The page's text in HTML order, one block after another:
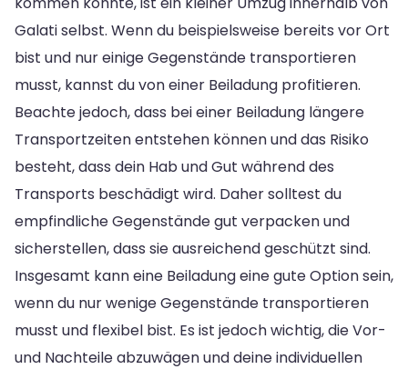
Galati selbst. Wenn du beispielsweise bereits vor Ort
bist und nur einige Gegenstände transportieren
musst, kannst du von einer Beiladung profitieren.
Beachte jedoch, dass bei einer Beiladung längere
Transportzeiten entstehen können und das Risiko
besteht, dass dein Hab und Gut während des
Transports beschädigt wird. Daher solltest du
empfindliche Gegenstände gut verpacken und
sicherstellen, dass sie ausreichend geschützt sind.
Insgesamt kann eine Beiladung eine gute Option sein,
wenn du nur wenige Gegenstände transportieren
musst und flexibel bist. Es ist jedoch wichtig, die Vor-
und Nachteile abzuwägen und deine individuellen